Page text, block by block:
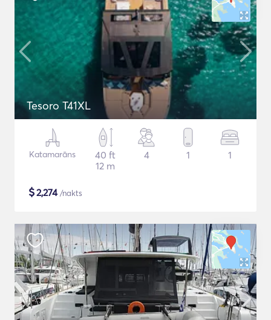
Tesoro T41XL
Katamarāns
40 ft
12 m
4 1 1
$2,274/nakts